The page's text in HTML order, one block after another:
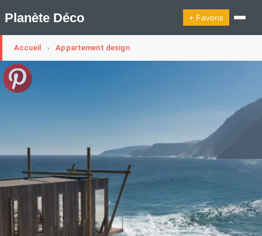
Planète Déco + Favoris
🛍︎ Shop Planète Déco
Idées Déco En 10 Photos
La Semaine Décoration Et Design
Maison En Ville
Méli-Mélo Suédois
Publi Reportage
Tendance
Interieurs Scandinaves
La Décoration Selon Votre Signe Astrologique
Les Trouvailles Déco Du Jour
Loft
Maison Appartement Écologique
Accueil › Appartement design